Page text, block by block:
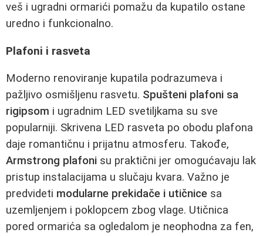
veš i ugradni ormarići pomažu da kupatilo ostane
uredno i funkcionalno.
Plafoni i rasveta
Moderno renoviranje kupatila podrazumeva i
pažljivo osmišljenu rasvetu. Spušteni plafoni sa
rigipsom i ugradnim LED svetiljkama su sve
popularniji. Skrivena LED rasveta po obodu plafona
daje romantičnu i prijatnu atmosferu. Takođe,
Armstrong plafoni su praktični jer omogućavaju lak
pristup instalacijama u slučaju kvara. Važno je
predvideti modularne prekidače i utičnice sa
uzemljenjem i poklopcem zbog vlage. Utičnica
pored ormarića sa ogledalom je neophodna za fen,